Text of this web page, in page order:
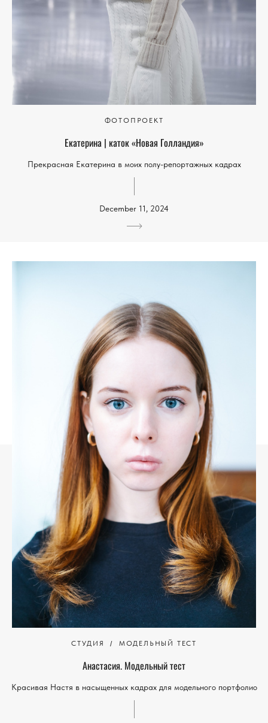
ФОТОПРОЕКТ
Екатерина | каток «Новая Голландия»
Прекрасная Екатерина в моих полу-репортажных кадрах
December 11, 2024
СТУДИЯ МОДЕЛЬНЫЙ ТЕСТ
Анастасия. Модельный тест
Красивая Настя в насыщенных кадрах для модельного портфолио